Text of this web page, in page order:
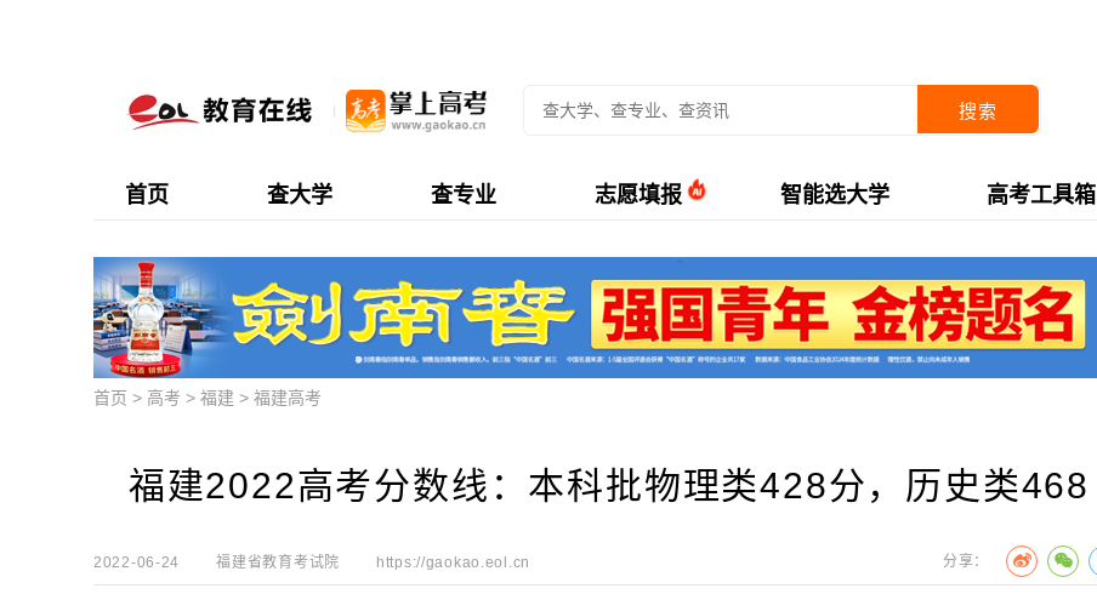
搜索
首页 查大学 查专业 志愿填报 智能选大学 高考工具箱
首页 > 高考 > 福建 > 福建高考
福建2022高考分数线：本科批物理类428分，历史类468
2022-06-24 福建省教育考试院 https://gaokao.eol.cn 分享：